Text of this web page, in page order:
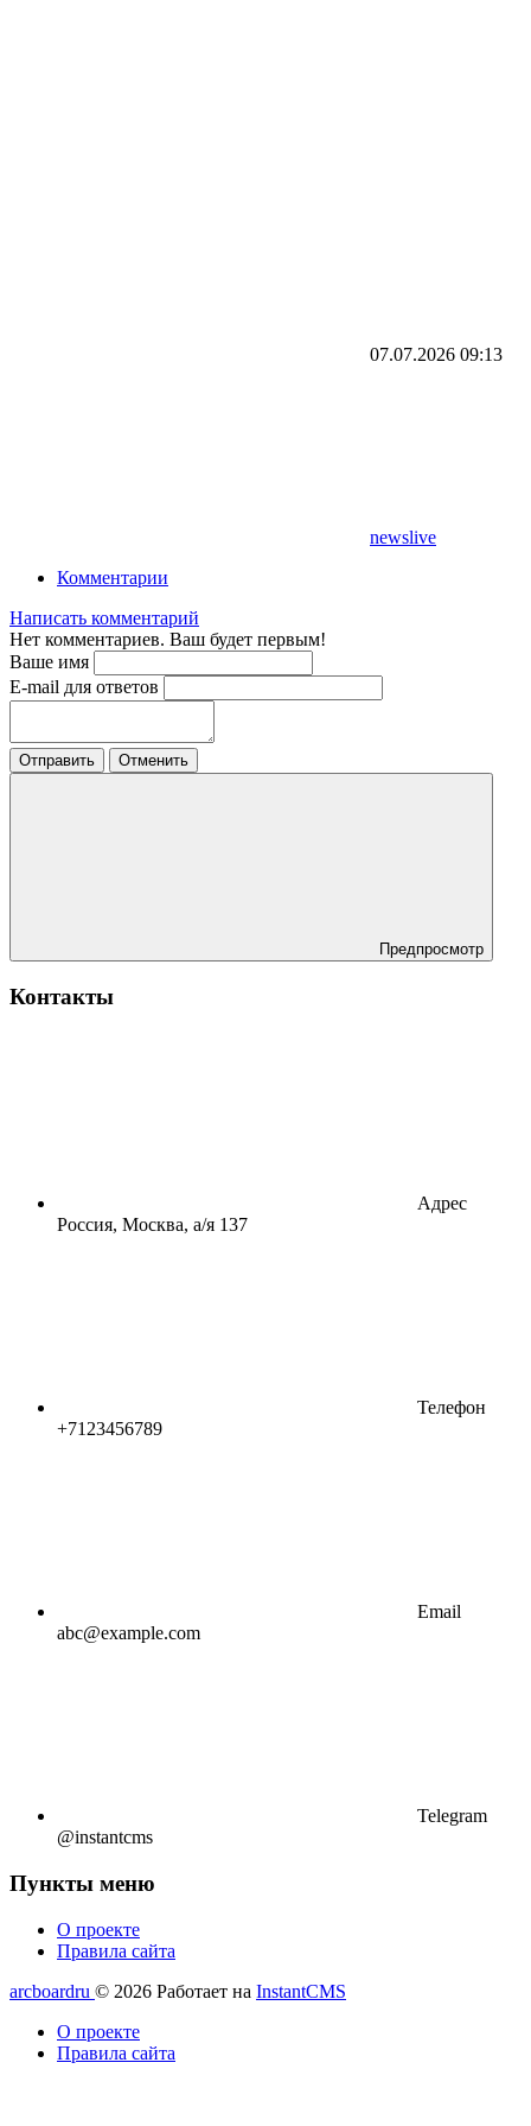
07.07.2026 09:13
newslive
Комментарии
Написать комментарий
Нет комментариев. Ваш будет первым!
Ваше имя
E-mail для ответов
Отправить Отменить
Предпросмотр
Контакты
Адрес
Россия, Москва, а/я 137
Телефон
+7123456789
Email
abc@example.com
Telegram
@instantcms
Пункты меню
О проекте
Правила сайта
arcboardru © 2026 Работает на InstantCMS
О проекте
Правила сайта